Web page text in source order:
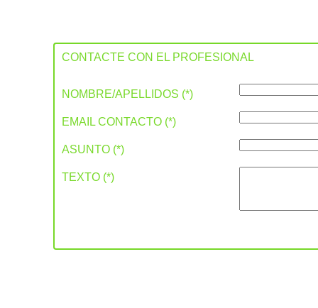
CONTACTE CON EL PROFESIONAL
NOMBRE/APELLIDOS (*)
EMAIL CONTACTO (*)
ASUNTO (*)
TEXTO (*)